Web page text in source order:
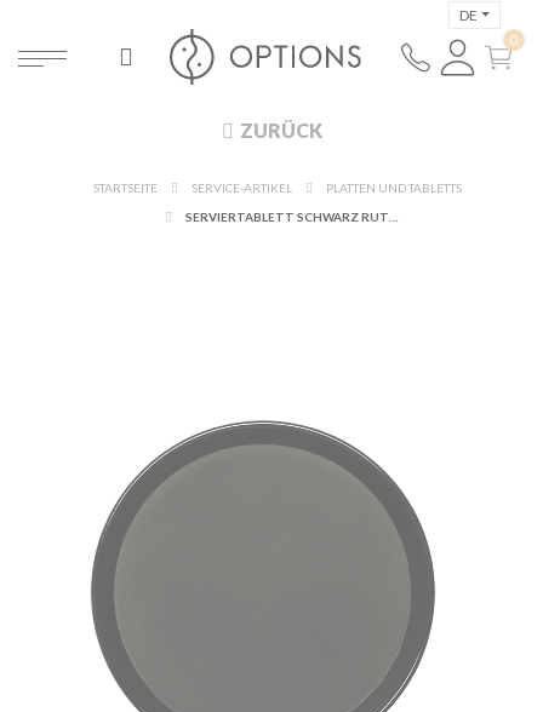
DE
ZURÜCK
STARTSEITE SERVICE-ARTIKEL
PLATTEN UND TABLETTS